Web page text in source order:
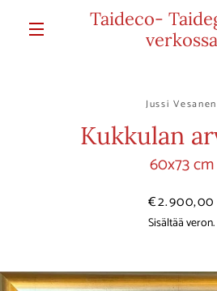
Taideco-
verkossa
Jussi Vesanen
Kukkulan
60x73 cm
Hinta
€2.900,00
Sisältää veron.